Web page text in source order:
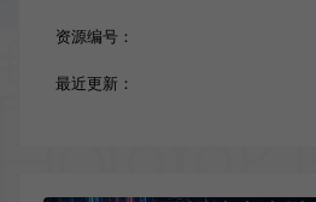
资源编号：
最近更新：